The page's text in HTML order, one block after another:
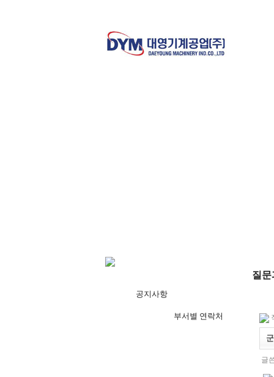
공지사항
부서별 연락처
질문
글